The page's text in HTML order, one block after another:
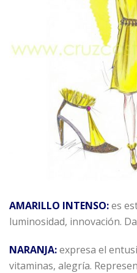
AMARILLO INTENSO:es
luminosidad, innovación.
NARANJA:expresa el
vitaminas, alegría.